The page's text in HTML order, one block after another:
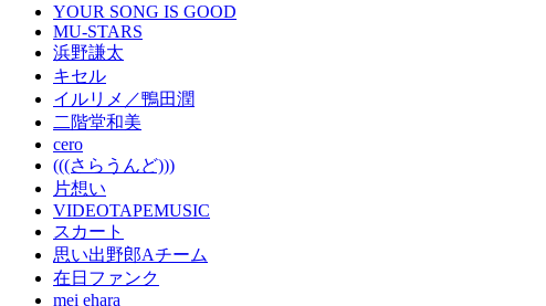
YOUR SONG IS GOOD
MU-STARS
浜野謙太
キセル
イルリメ／鴨田潤
二階堂和美
cero
(((さらうんど)))
片想い
VIDEOTAPEMUSIC
スカート
思い出野郎Aチーム
在日ファンク
mei ehara